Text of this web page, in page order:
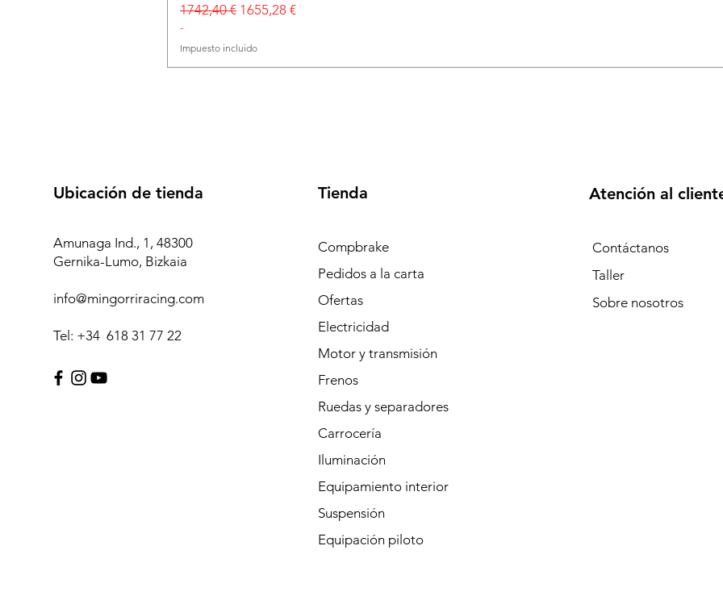
Precio
1742,40 € Precio de oferta
1655,28 €
-
Impuesto incluido
Ubicación de tienda
Amunaga Ind., 1, 48300
Gernika-Lumo, Bizkaia
info@mingorriracing.com
Tel: +34 618 31 77 22
Tienda
Compbrake
Pedidos a la carta
Ofertas
Electricidad
Motor y transmisión
Frenos
Ruedas y separadores
Carrocería
Iluminación
Equipamiento interior
Suspensión
Equipación piloto
Atención al
Contáctanos
Taller
Sobrenosotros